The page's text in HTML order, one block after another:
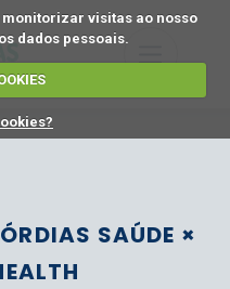
visitas ao nosso
dados pessoais.
SAÚDE ×